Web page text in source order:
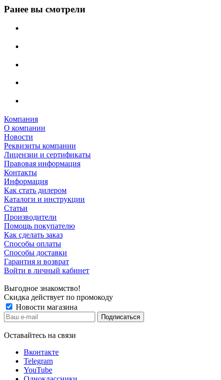
Ранее вы смотрели
Компания
О компании
Новости
Реквизиты компании
Лицензии и сертификаты
Правовая информация
Контакты
Информация
Как стать дилером
Каталоги и инструкции
Статьи
Производители
Помощь покупателю
Как сделать заказ
Способы оплаты
Способы доставки
Гарантия и возврат
Войти в личный кабинет
Выгодное знакомство!
Скидка действует по промокоду
Новости магазина
Оставайтесь на связи
Вконтакте
Telegram
YouTube